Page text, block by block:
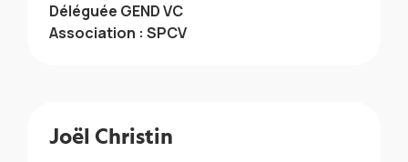
Déléguée GEND VC
Association : SPCV
Joël Christin